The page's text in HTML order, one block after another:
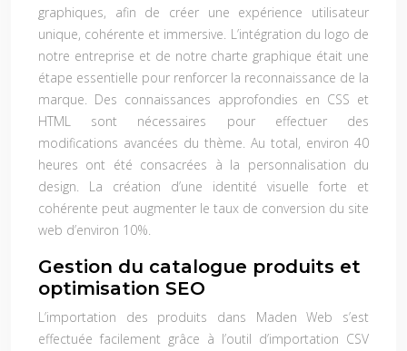
graphiques, afin de créer une expérience utilisateur
unique, cohérente et immersive. L’intégration du logo de
notre entreprise et de notre charte graphique était une
étape essentielle pour renforcer la reconnaissance de la
marque. Des connaissances approfondies en CSS et
HTML sont nécessaires pour effectuer des
modifications avancées du thème. Au total, environ 40
heures ont été consacrées à la personnalisation du
design. La création d’une identité visuelle forte et
cohérente peut augmenter le taux de conversion du site
web d’environ 10%.
Gestion du catalogue produits et
optimisation SEO
L’importation des produits dans Maden Web s’est
effectuée facilement grâce à l’outil d’importation CSV